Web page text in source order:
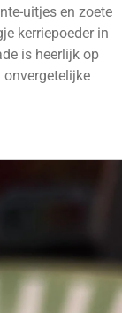
uitjes en zoete
kerriepoeder in
is heerlijk op
onvergetelijke